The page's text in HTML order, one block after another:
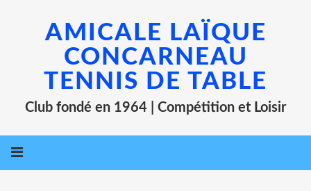
AMICALE LAÏQUE
CONCARNEAU
TENNIS DE TABLE
Club fondé en 1964 | Compétition et Loisir